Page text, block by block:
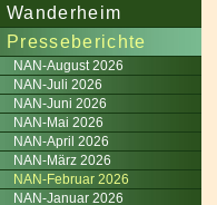
Wanderheim
Presseberichte
NAN-August 2026
NAN-Juli 2026
NAN-Juni 2026
NAN-Mai 2026
NAN-April 2026
NAN-März 2026
NAN-Februar 2026
NAN-Januar 2026